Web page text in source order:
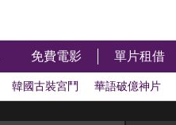
免費電影 單片租借
韓國古裝宮鬥 華語破億神片